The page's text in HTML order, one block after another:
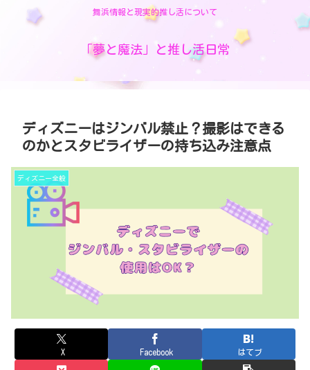
舞浜情報と現実的推し活について
「夢と魔法」と推し活日常
ディズニーはジンバル禁止？撮影はできる
のかとスタビライザーの持ち込み注意点
ディズニー全般
X Facebook はてブ